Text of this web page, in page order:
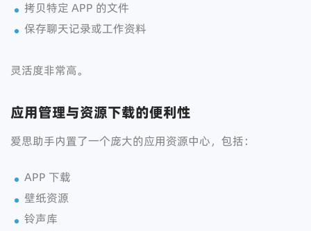
拷贝特定 APP 的文件
保存聊天记录或工作资料
灵活度非常高。
应用管理与资源下载的便利性
爱思助手内置了一个庞大的应用资源中心，包括：
APP 下载
壁纸资源
铃声库